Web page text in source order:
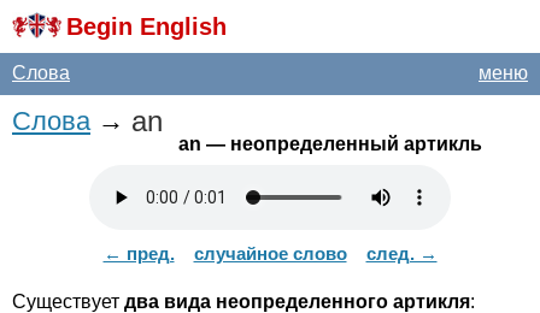
Begin English
меню
Слова
Слова→ an
an — неопределенный артикль
← пред. случайное слово след. →
Существует два вида неопределенного артикля: